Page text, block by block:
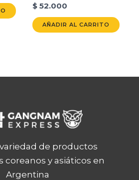
$ 52.000
AÑADIR AL CARRITO
de productos
coreanos y asiáticos en
Argentina